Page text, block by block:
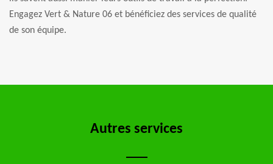
Engagez Vert & Nature 06 et bénéficiez des services de qualité
de son équipe.
Autres services